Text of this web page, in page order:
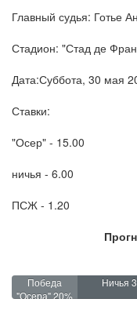
Главный судья: Готье
Стадион: "Стад де
Дата:Суббота, 30 мая
Ставки:
"Осер" - 15.00
ничья - 6.00
ПСЖ - 1.20
Победа
"Осера" 20%
Ничья